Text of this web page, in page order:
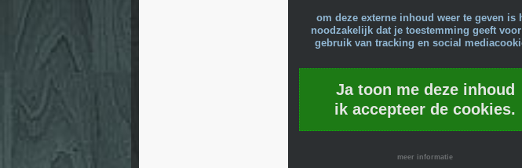
om deze externe inhoud weer te geven is
noodzakelijk dat je toestemming geeft
gebruik van tracking en social
Ja toon me deze inhoud
ik accepteer de cookies.
meer informatie